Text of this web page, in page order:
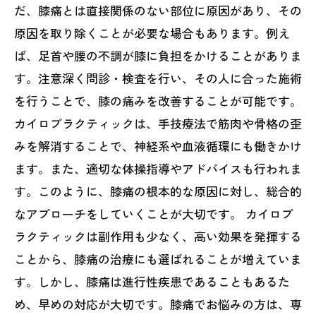
だ、膝痛とは直接関係のない部位に原因があり、その
原因を取り除くことが必要な場合もあります。例え
ば、足首や腰の不調が膝に負担をかけることがありま
す。注意深く問診・検査を行い、その人に合った施術
を行うことで、膝の痛みを改善することが可能です。
カイロプラクティックは、手技療法で筋肉や骨格の歪
みを解消することで、神経系や血液循環にも働きかけ
ます。また、適切な体操指導やアドバイスも行われま
す。このように、膝痛の根本的な原因に対し、総合的
なアプローチをしていくことが大切です。 カイロプ
ラクティックは副作用も少なく、高い効果を発揮する
ことから、膝痛の治療にも選ばれることが増えていま
す。しかし、膝痛は進行性疾患であることもあるた
め、早めの対応が大切です。膝痛でお悩みの方は、専